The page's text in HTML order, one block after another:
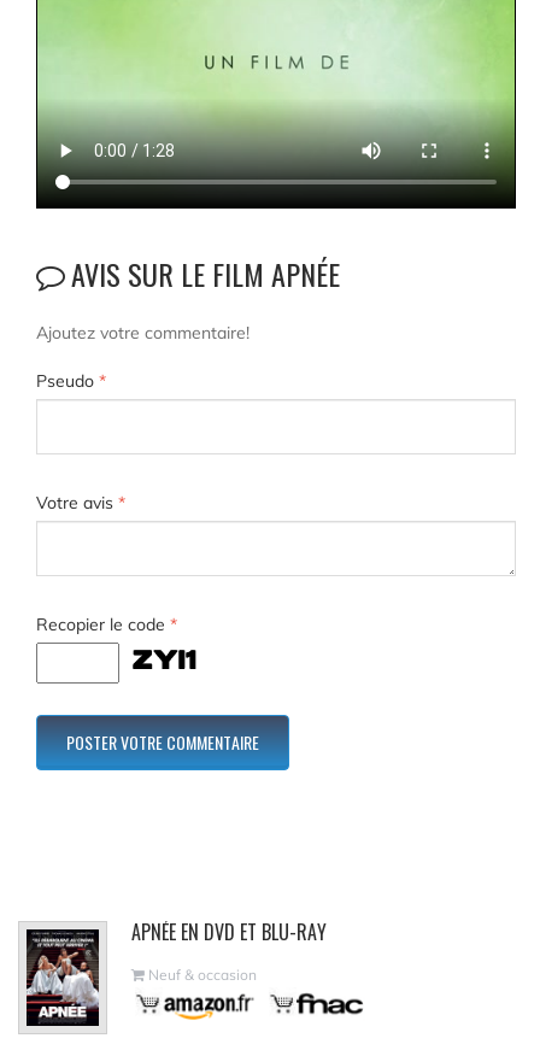
AVIS SUR LE FILM APNÉE
Ajoutez votre commentaire!
Pseudo *
Votre avis *
Recopier le code *
APNÉE EN DVD ET BLU-RAY
Neuf & occasion